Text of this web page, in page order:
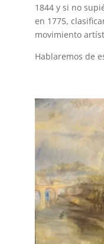
1844 y si no
en 1775,
movimiento
Hablaremos de